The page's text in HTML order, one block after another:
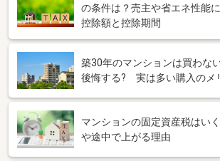
の条件は？売主や省エネ性能
控除額と控除期間
築30年のマンションは買わな
後悔する? 実は多い購入のメ
マンションの固定資産税はい
や途中で上がる理由